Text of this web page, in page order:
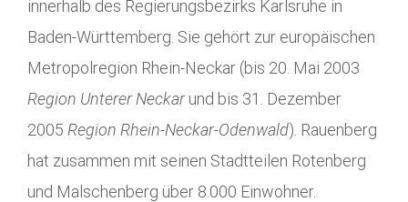
innerhalb des Regierungsbezirks Karlsruhe in
Baden-Württemberg. Sie gehört zur europäischen
Metropolregion Rhein-Neckar (bis 20. Mai 2003
Region Unterer Neckarund bis 31. Dezember
2005 Region Rhein-Neckar-Odenwald). Rauenberg
hat zusammen mit seinen Stadtteilen Rotenberg
und Malschenberg über 8.000 Einwohner.